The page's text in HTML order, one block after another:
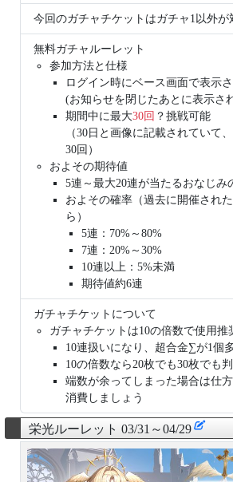
今回のガチャチケットはガチャ1以外が
無料ガチャルーレット
参加方法と仕様
ログイン時にベース画面で表示
(お知らせを閉じたあとに表示さ
期間中に最大30回 ？挑戦可能
（30日と画像に記載されていて
30回）
およその期待値
5連～最大20連が当たるおなじみ
およその確率（過去に開催され
ら）
5連：70%～80%
7連：20%～30%
10連以上：5%未満
期待値約6連
ガチャチケットについて
ガチャチケットは10の倍数で使用推
10連扱いになり、超合金∑が1個
10の倍数なら20枚でも30枚でも
端数が余ってしまった場合は仕
消費しましょう
栄光ルーレット 03/31～04/29